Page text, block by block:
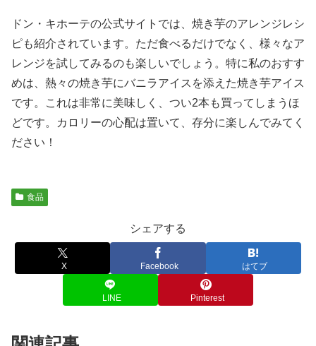
ドン・キホーテの公式サイトでは、焼き芋のアレンジレシ
ピも紹介されています。ただ食べるだけでなく、様々なア
レンジを試してみるのも楽しいでしょう。特に私のおすす
めは、熱々の焼き芋にバニラアイスを添えた焼き芋アイス
です。これは非常に美味しく、つい2本も買ってしまうほ
どです。カロリーの心配は置いて、存分に楽しんでみてく
ださい！
食品
シェアする
X Facebook はてブ
LINE Pinterest